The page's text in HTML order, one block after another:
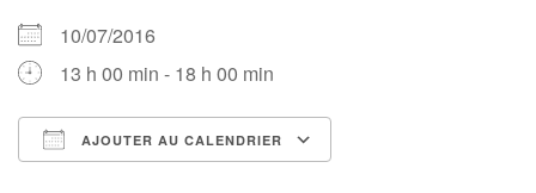
10/07/2016
13 h 00 min - 18 h 00 min
AJOUTER AU CALENDRIER